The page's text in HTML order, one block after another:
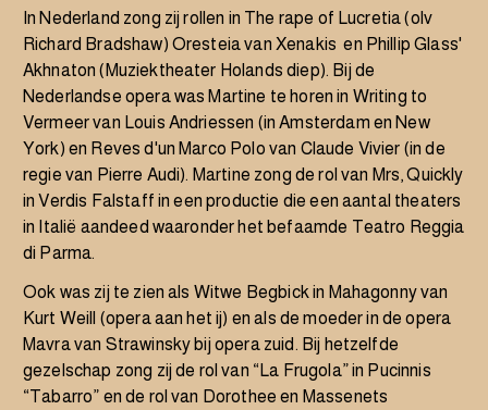
In Nederland zong zij rollen in The rape of Lucretia (olv
Richard Bradshaw) Oresteia van Xenakis en Phillip Glass'
Akhnaton (Muziektheater Holands diep). Bij de
Nederlandse opera was Martine te horen in Writing to
Vermeer van Louis Andriessen (in Amsterdam en New
York) en Reves d'un Marco Polo van Claude Vivier (in de
regie van Pierre Audi). Martine zong de rol van Mrs, Quickly
in Verdis Falstaff in een productie die een aantal theaters
in Italië aandeed waaronder het befaamde Teatro Reggia
di Parma.
Ook was zij te zien als Witwe Begbick in Mahagonny van
Kurt Weill (opera aan het ij) en als de moeder in de opera
Mavra van Strawinsky bij opera zuid. Bij hetzelfde
gezelschap zong zij de rol van “La Frugola” in Pucinnis
“Tabarro” en de rol van Dorothee en Massenets